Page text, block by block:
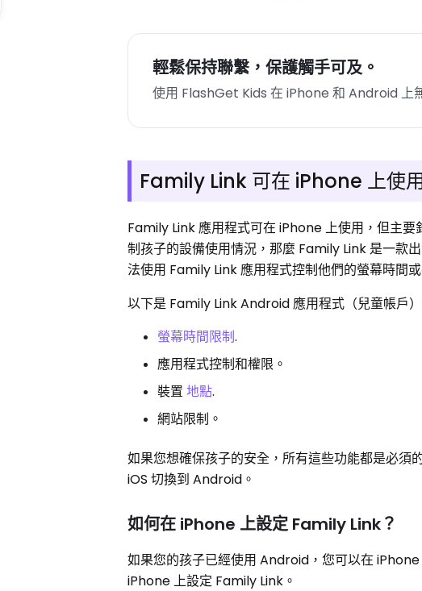
輕鬆保持聯繫，保護觸手可及。
使用 FlashGet Kids 在 iPhone 和 Android 上
Family Link 可在 iPhone 上使
Family Link 應用程式可在 iPhone 上使用，但主
制孩子的設備使用情況，那麼 Family Link 是一款
法使用 Family Link 應用程式控制他們的螢幕時間
以下是 Family Link Android 應用程式（兒童帳戶
螢幕時間限制.
應用程式控制和權限。
裝置地點.
網站限制。
如果您想確保孩子的安全，所有這些功能都是必須
iOS 切換到 Android。
如何在 iPhone 上設定 Family Link？
如果您的孩子已經使用 Android，您可以在
iPhone 上設定 Family Link。